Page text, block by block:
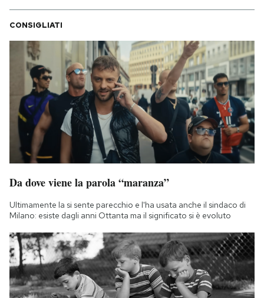
CONSIGLIATI
Da dove viene la parola “maranza”
Ultimamente la si sente parecchio e l'ha usata anche il sindaco di
Milano: esiste dagli anni Ottanta ma il significato si è evoluto